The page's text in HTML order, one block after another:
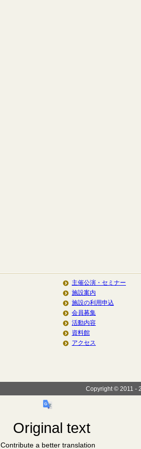
主催公演・セミナー
施設案内
施設の利用申込
会員募集
活動内容
資料館
アクセス
Copyright © 2011 -
Original text
Contribute a better translation